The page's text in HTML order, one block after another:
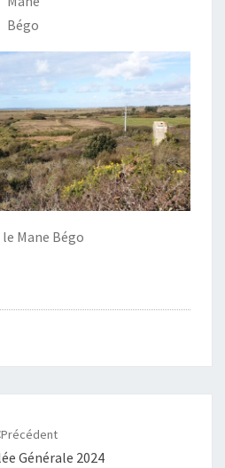
Bégo
le Mane Bégo
Précédent
Générale 2024